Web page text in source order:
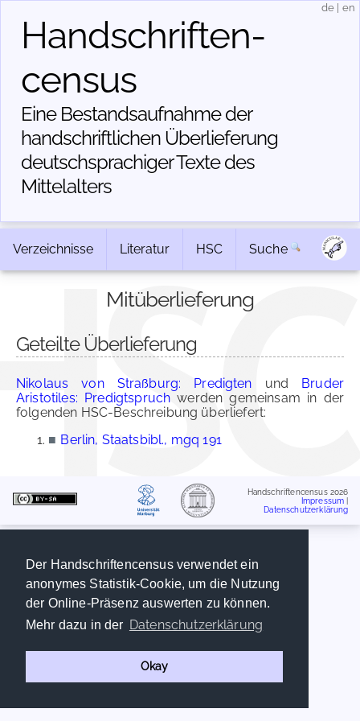
Der Handschriftencensus verwendet ein
anonymes Statistik-Cookie, um die Nutzung
der Online-Präsenz auswerten zu können.
Mehr dazu in der Datenschutzerklärung
Okay
Handschriften­
census
Eine Bestandsaufnahme der
handschriftlichen Über­lieferung
deutschsprachiger Texte des
Mittelalters
de en
Verzeichnisse Literatur HSC Suche
Mitüberlieferung
Geteilte Überlieferung
Nikolaus von Straßburg: Predigten und Bruder
Aristotiles: Predigtspruch werden gemeinsam in der
folgenden HSC-Beschreibung überliefert:
■ Berlin, Staatsbibl., mgq 191
Handschriftencensus 2026
Impressum
Datenschutzerklärung